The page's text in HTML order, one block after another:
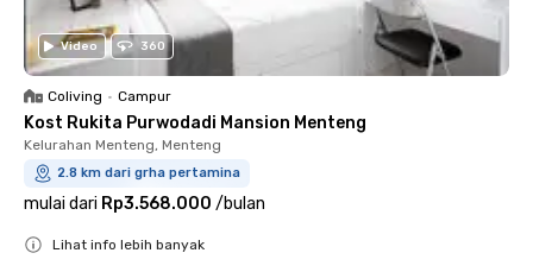
Video 360
Coliving • Campur
Kost Rukita Purwodadi Mansion Menteng
Kelurahan Menteng, Menteng
2.8 km dari grha pertamina
mulai dari Rp3.568.000 /bulan
Lihat info lebih banyak